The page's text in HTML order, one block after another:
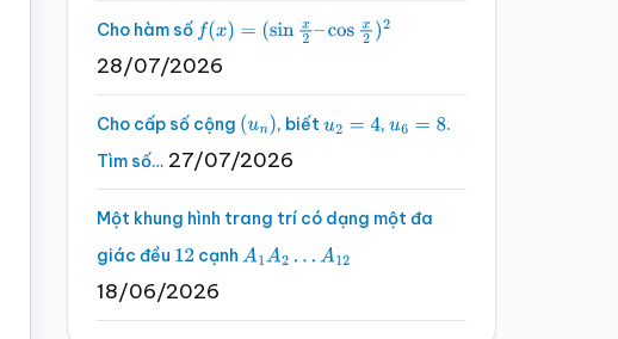
Cho hàm số f(x)=(sinx2 –cosx2 )2
28/07/2026
Cho cấp số cộng (un), biếtu2 =4 , u6 =8
.
Tìm số… 27/07/2026
Một khung hình trang trí có dạng một đa
giác đều 12 cạnh A1A2…A 12
18/06/2026